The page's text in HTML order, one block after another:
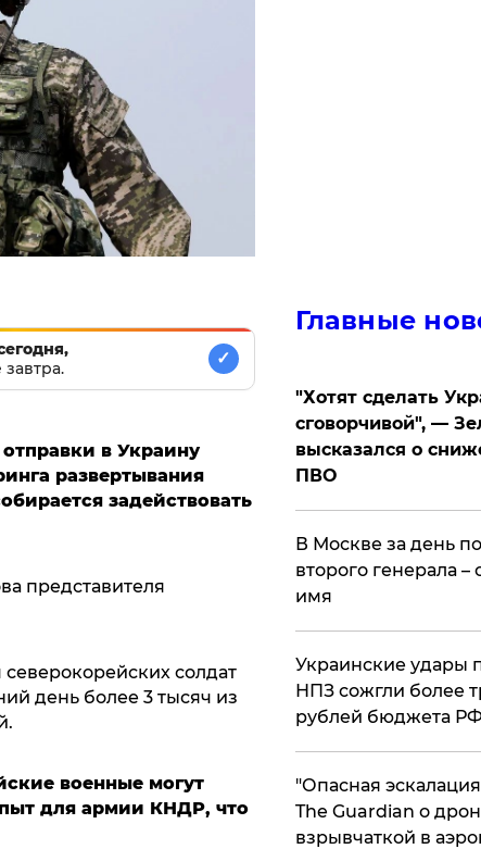
✓
отправки в Украину
развертывания
задействовать
представителя
солдат
день более 3 тысяч из
военные могут
для армии КНДР, что
Главные
​"Хотят сделать
сговорчивой", —
высказался о
ПВО
В Москве за день
второго генерала –
имя
Украинские удары
НПЗ сожгли более
рублей бюджета РФ
"Опасная
The Guardian о
взрывчаткой в